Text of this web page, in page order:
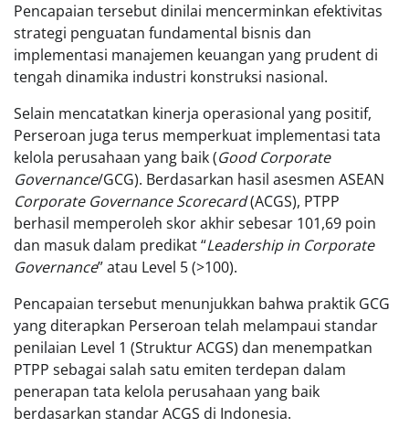
Pencapaian tersebut dinilai mencerminkan efektivitas
strategi penguatan fundamental bisnis dan
implementasi manajemen keuangan yang prudent di
tengah dinamika industri konstruksi nasional.
Selain mencatatkan kinerja operasional yang positif,
Perseroan juga terus memperkuat implementasi tata
kelola perusahaan yang baik (Good Corporate
Governance/GCG). Berdasarkan hasil asesmen ASEAN
Corporate Governance Scorecard(ACGS), PTPP
berhasil memperoleh skor akhir sebesar 101,69 poin
dan masuk dalam predikat “Leadership in Corporate
Governance” atau Level 5 (>100).
Pencapaian tersebut menunjukkan bahwa praktik GCG
yang diterapkan Perseroan telah melampaui standar
penilaian Level 1 (Struktur ACGS) dan menempatkan
PTPP sebagai salah satu emiten terdepan dalam
penerapan tata kelola perusahaan yang baik
berdasarkan standar ACGS di Indonesia.